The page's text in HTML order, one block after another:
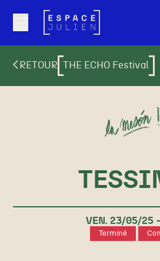
RETOUR THE ECHO Festival
VEN. 23/05/25
Terminé